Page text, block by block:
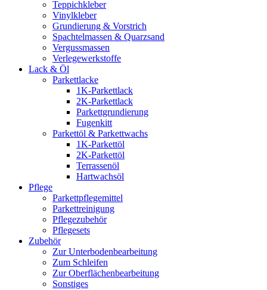
Teppichkleber
Vinylkleber
Grundierung & Vorstrich
Spachtelmassen & Quarzsand
Vergussmassen
Verlegewerkstoffe
Lack & Öl
Parkettlacke
1K-Parkettlack
2K-Parkettlack
Parkettgrundierung
Fugenkitt
Parkettöl & Parkettwachs
1K-Parkettöl
2K-Parkettöl
Terrassenöl
Hartwachsöl
Pflege
Parkettpflegemittel
Parkettreinigung
Pflegezubehör
Pflegesets
Zubehör
Zur Unterbodenbearbeitung
Zum Schleifen
Zur Oberflächenbearbeitung
Sonstiges